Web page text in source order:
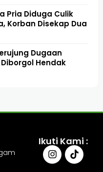
Pria Diduga Culik
Korban Disekap Dua
Dugaan
Hendak
Ikuti Kami :